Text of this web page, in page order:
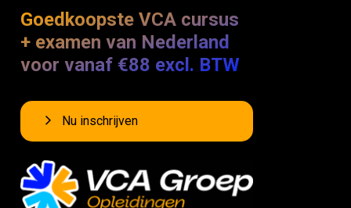
Goedkoopste VCA cursus
+ examen van Nederland
voor vanaf €88 excl. BTW
Nu inschrijven